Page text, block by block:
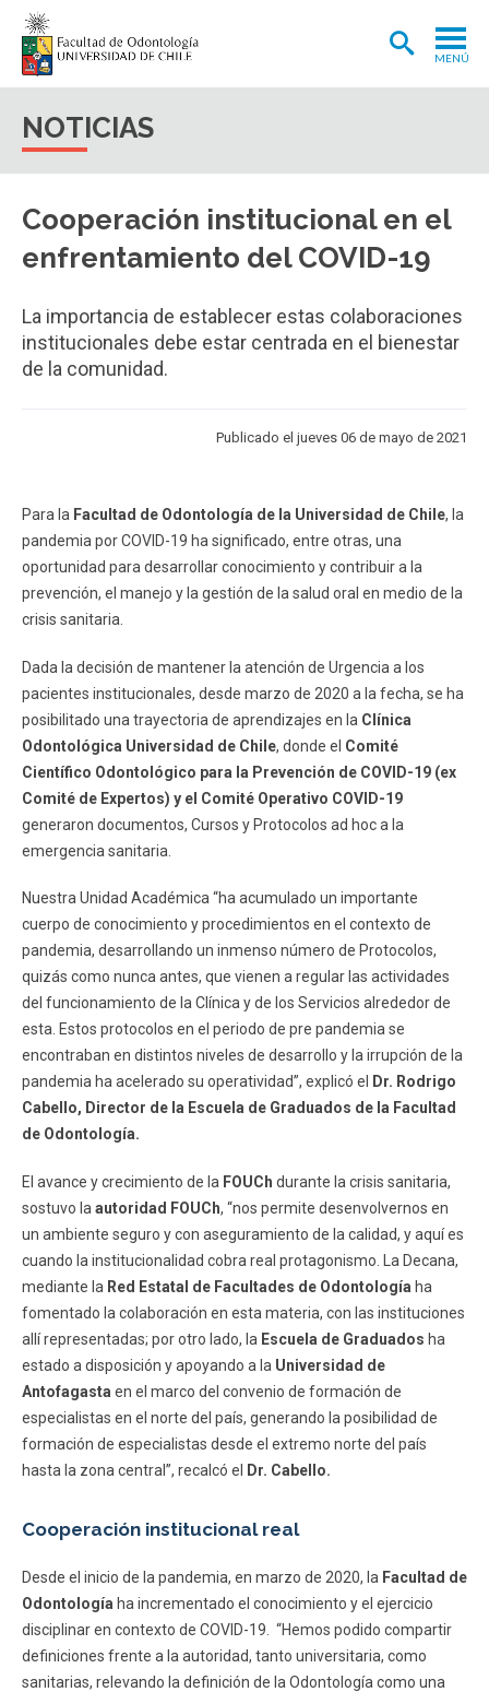
MENÚ
INTERNACIONAL
CLÍNICA ODONTOLÓGICA
FUNCIONARIOS EGRESADOS
NOTICIAS
Cooperación institucional en el
enfrentamiento del COVID-19
La importancia de establecer estas colaboraciones
institucionales debe estar centrada en el bienestar
de la comunidad.
Publicado el jueves 06 de mayo de 2021
Para la Facultad de Odontología de la Universidad de Chile, la
pandemia por COVID-19 ha significado, entre otras, una
oportunidad para desarrollar conocimiento y contribuir a la
prevención, el manejo y la gestión de la salud oral en medio de la
crisis sanitaria.
Dada la decisión de mantener la atención de Urgencia a los
pacientes institucionales, desde marzo de 2020 a la fecha, se ha
posibilitado una trayectoria de aprendizajes en la Clínica
Odontológica Universidad de Chile, donde el Comité
Científico Odontológico para la Prevención de COVID-19 (ex
Comité de Expertos) y el Comité Operativo COVID-19
generaron documentos, Cursos y Protocolos ad hoc a la
emergencia sanitaria.
Nuestra Unidad Académica “ha acumulado un importante
cuerpo de conocimiento y procedimientos en el contexto de
pandemia, desarrollando un inmenso número de Protocolos,
quizás como nunca antes, que vienen a regular las actividades
del funcionamiento de la Clínica y de los Servicios alrededor de
esta. Estos protocolos en el periodo de pre pandemia se
encontraban en distintos niveles de desarrollo y la irrupción de la
pandemia ha acelerado su operatividad”, explicó el
Dr. Rodrigo
Cabello, Director de la Escuela de Graduados de la Facultad
de Odontología.
El avance y crecimiento de la FOUCh durante la crisis sanitaria,
sostuvo la autoridad FOUCh, “nos permite desenvolvernos en
un ambiente seguro y con aseguramiento de la calidad, y aquí es
cuando la institucionalidad cobra real protagonismo. La Decana,
mediante la Red Estatal de Facultades de Odontología ha
fomentado la colaboración en esta materia, con las instituciones
allí representadas; por otro lado, la Escuela de Graduados ha
estado a disposición y apoyando a la Universidad de
Antofagasta en el marco del convenio de formación de
especialistas en el norte del país, generando la posibilidad de
formación de especialistas desde el extremo norte del país
hasta la zona central”, recalcó el
Dr. Cabello.
Cooperación institucional real
Desde el inicio de la pandemia, en marzo de 2020, la Facultad de
Odontología ha incrementado el conocimiento y el ejercicio
disciplinar en contexto de COVID-19. “Hemos podido compartir
definiciones frente a la autoridad, tanto universitaria, como
sanitarias, relevando la definición de la Odontología como una